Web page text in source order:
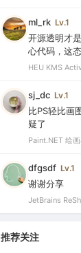
ml_rk Lv.1
开源透明才
心代码，这
sj_dc Lv.1
比PS轻比画
疑了
dfgsdf Lv.1
谢谢分享
推荐关注